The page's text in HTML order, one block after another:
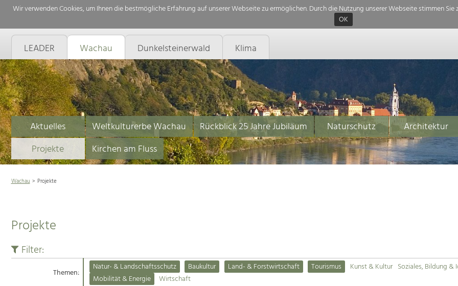
Wir verwenden Cookies, um Ihnen die bestmögliche Erfahrung auf unserer Webseite zu ermöglichen. Durch die Nutzung unserer Webseite stimmen
OK
LEADER Wachau Dunkelsteinerwald Klima
Aktuelles Weltkulturerbe Wachau Rückblick 25 Jahre Jubiläum Naturschutz Architektur
Projekte
Kirchen am Fluss
Wachau Projekte
Projekte
Filter:
Themen: Natur- & Landschaftsschutz Baukultur Land- & Forstwirtschaft Tourismus Kunst & Kultur Soziales, Bildung &
Mobilität & Energie
Wirtschaft